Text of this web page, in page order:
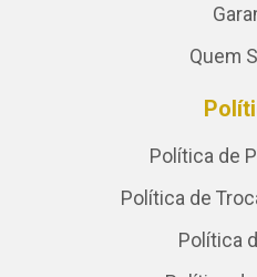
Quem
Política de
Política de
Política